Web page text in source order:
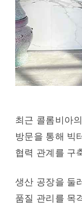
최근 콜롬비아
방문을 통해 빅
협력 관계를 구
생산 공장을 둘
품질 관리를 목